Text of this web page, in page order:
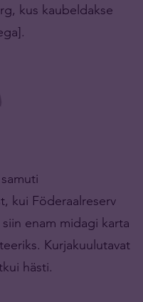
kus kaubeldakse
kui Föderaalreserv
enam midagi karta
Kurjakuulutavat
hästi.